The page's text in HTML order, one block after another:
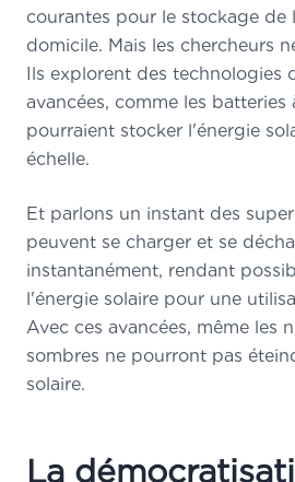
courantes pour le stockage de
domicile. Mais les chercheurs
Ils explorent des technologies
avancées, comme les batteries
pourraient stocker l'énergie
échelle.
Et parlons un instant des
peuvent se charger et se
instantanément, rendant
l'énergie solaire pour une
Avec ces avancées, même les
sombres ne pourront pas
solaire.
La